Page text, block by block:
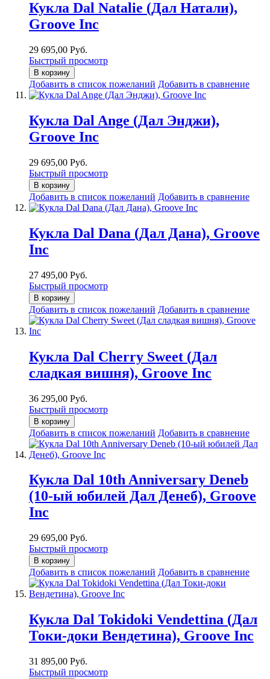
Кукла Dal Natalie (Дал Натали),
Groove Inc
29 695,00 Руб.
Быстрый просмотр
В корзину
Добавить в список пожеланий Добавить в сравнение
Кукла Dal Ange (Дал Энджи),
Groove Inc
29 695,00 Руб.
Быстрый просмотр
В корзину
Добавить в список пожеланий Добавить в сравнение
Кукла Dal Dana (Дал Дана), Groove
Inc
27 495,00 Руб.
Быстрый просмотр
В корзину
Добавить в список пожеланий Добавить в сравнение
Кукла Dal Cherry Sweet (Дал
сладкая вишня), Groove Inc
36 295,00 Руб.
Быстрый просмотр
В корзину
Добавить в список пожеланий Добавить в сравнение
Кукла Dal 10th Anniversary Deneb
(10-ый юбилей Дал Денеб), Groove
Inc
29 695,00 Руб.
Быстрый просмотр
В корзину
Добавить в список пожеланий Добавить в сравнение
Кукла Dal Tokidoki Vendettina (Дал
Токи-доки Вендетина), Groove Inc
31 895,00 Руб.
Быстрый просмотр